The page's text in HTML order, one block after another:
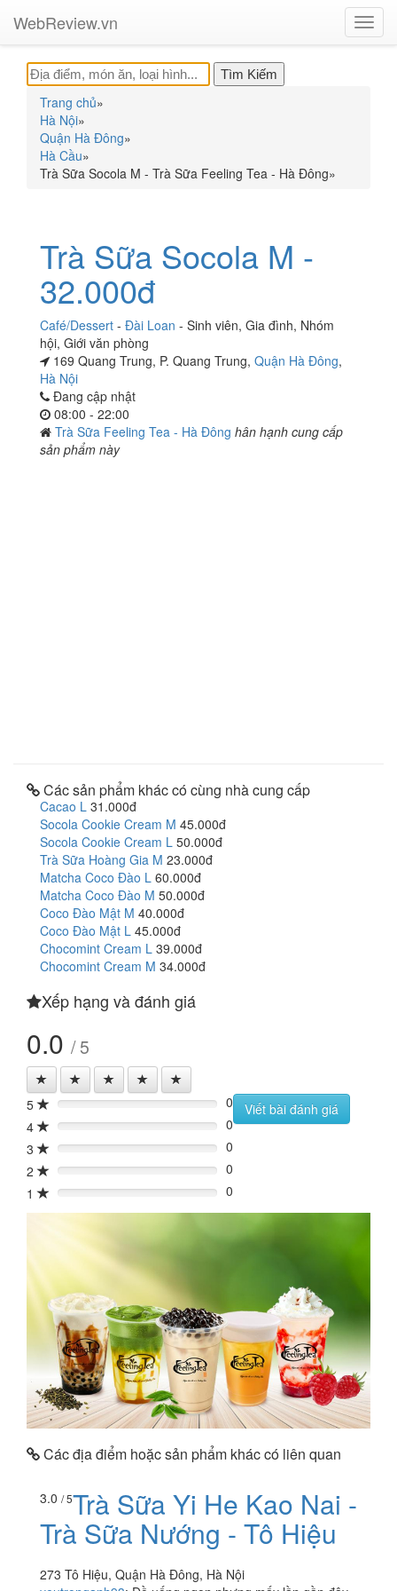
WebReview.vn
Trang chủ»
Hà Nội»
Quận Hà Đông»
Hà Cầu»
Trà Sữa Socola M - Trà Sữa Feeling Tea - Hà Đông»
Trà Sữa Socola M -
32.000đ
Café/Dessert - Đài Loan - Sinh viên, Gia đình, Nhóm
hội, Giới văn phòng
169 Quang Trung, P. Quang Trung, Quận Hà Đông,
Hà Nội
Đang cập nhật
08:00 - 22:00
Trà Sữa Feeling Tea - Hà Đông hân hạnh cung cấp
sản phẩm này
Các sản phẩm khác có cùng nhà cung cấp
Cacao L 31.000đ
Socola Cookie Cream M 45.000đ
Socola Cookie Cream L 50.000đ
Trà Sữa Hoàng Gia M 23.000đ
Matcha Coco Đào L 60.000đ
Matcha Coco Đào M 50.000đ
Coco Đào Mật M 40.000đ
Coco Đào Mật L 45.000đ
Chocomint Cream L 39.000đ
Chocomint Cream M 34.000đ
Xếp hạng và đánh giá
0.0 / 5
5 0%
0
4
0%
0
3
0%
0
2
0%
0
1
0% 0
Viết bài đánh giá
Các địa điểm hoặc sản phẩm khác có liên quan
3.0 / 5Trà Sữa Yi He Kao Nai -
Trà Sữa Nướng - Tô Hiệu
273 Tô Hiệu, Quận Hà Đông, Hà Nội